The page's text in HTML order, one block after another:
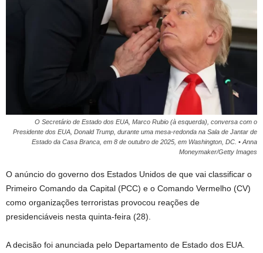
O Secretário de Estado dos EUA, Marco Rubio (à esquerda), conversa com o
Presidente dos EUA, Donald Trump, durante uma mesa-redonda na Sala de Jantar de
Estado da Casa Branca, em 8 de outubro de 2025, em Washington, DC. • Anna
Moneymaker/Getty Images
O anúncio do governo dos Estados Unidos de que vai classificar o
Primeiro Comando da Capital (PCC) e o Comando Vermelho (CV)
como organizações terroristas provocou reações de
presidenciáveis nesta quinta-feira (28).
A decisão foi anunciada pelo Departamento de Estado dos EUA.